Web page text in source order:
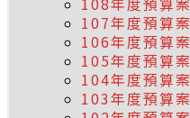
107年度預算案
106年度預算案
105年度預算案
104年度預算案
103年度預算案